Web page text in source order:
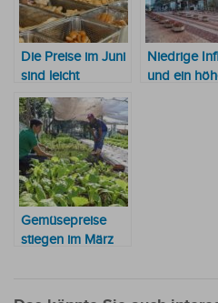
Die Preise im Juni
sind leicht
gesunken, aber
die kumulierte
Inflation ist
besorgniserregende
Niedrige
und ein
Gemüsepreise
stiegen im März
die Inflation